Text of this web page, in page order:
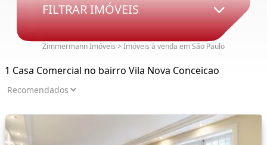
FILTRAR IMÓVEIS
Zimmermann Imóveis > Imóveis à venda em São Paulo
1 Casa Comercial no bairro Vila Nova Conceicao